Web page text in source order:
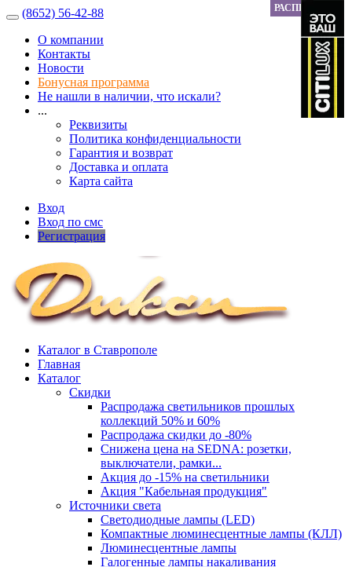
(8652) 56-42-88
О компании
Контакты
Новости
Бонусная программа
Не нашли в наличии, что искали?
...
Реквизиты
Политика конфиденциальности
Гарантия и возврат
Доставка и оплата
Карта сайта
Вход
Вход по смс
Регистрация
Каталог в Ставрополе
Главная
Каталог
Скидки
Распродажа светильников прошлых
коллекций 50% и 60%
Распродажа скидки до -80%
Cнижена цена на SEDNA: розетки,
выключатели, рамки...
Акция до -15% на светильники
Акция "Кабельная продукция"
Источники света
Светодиодные лампы (LED)
Компактные люминесцентные лампы (КЛЛ)
Люминесцентные лампы
Галогенные лампы накаливания
ЯРКАЯ НИТЬ
РАСПРОДАЖА
ЯРКАЯ НИТЬ
ЯРКАЯ НИТЬ
ЯРКАЯ НИТЬ
ЯРКАЯ НИТЬ
ЯРКАЯ НИТЬ
РАСПРОДАЖА